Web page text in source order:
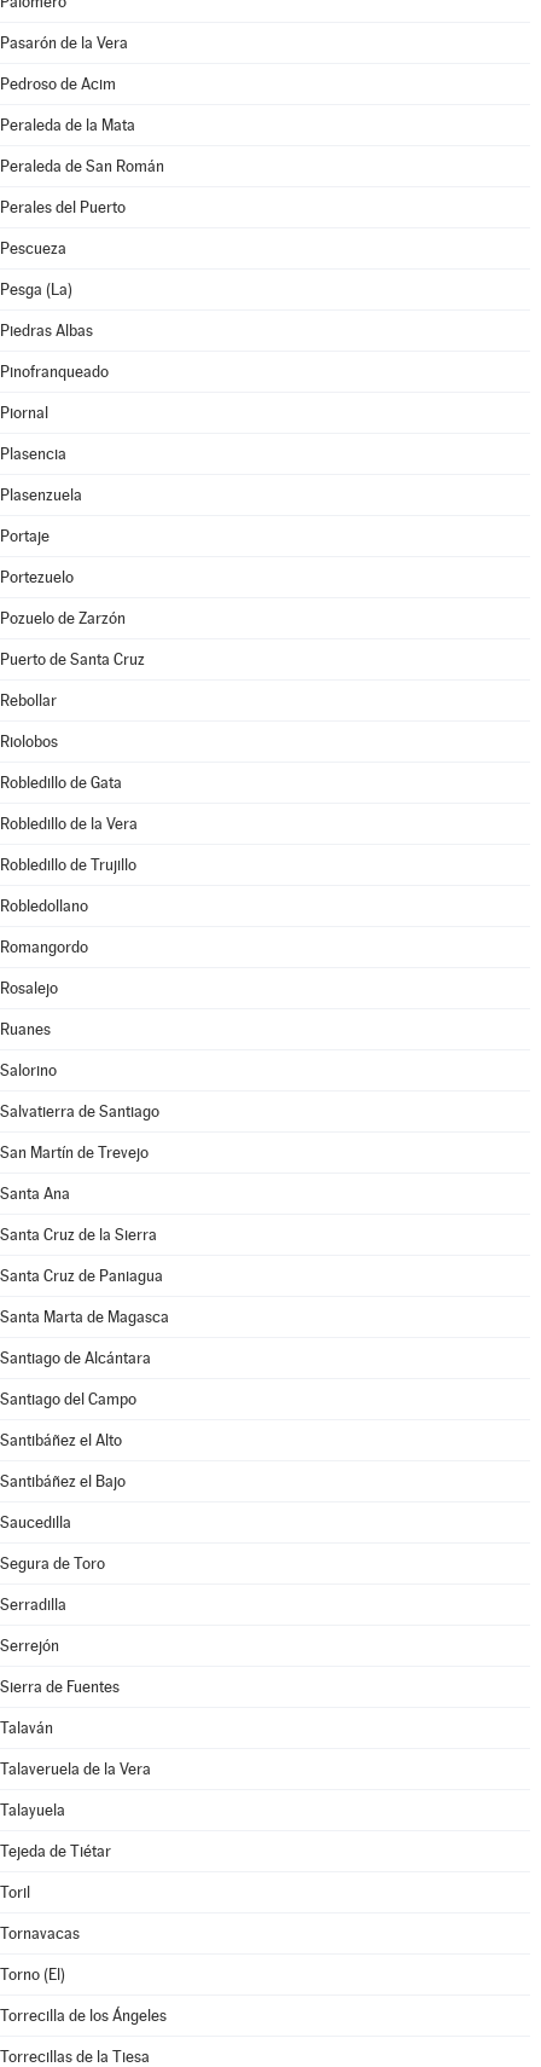
Pasarón de la Vera
Pedroso de Acim
Peraleda de la Mata
Peraleda de San Román
Perales del Puerto
Pescueza
Pesga (La)
Piedras Albas
Pinofranqueado
Piornal
Plasencia
Plasenzuela
Portaje
Portezuelo
Pozuelo de Zarzón
Puerto de Santa Cruz
Rebollar
Riolobos
Robledillo de Gata
Robledillo de la Vera
Robledillo de Trujillo
Robledollano
Romangordo
Rosalejo
Ruanes
Salorino
Salvatierra de Santiago
San Martín de Trevejo
Santa Ana
Santa Cruz de la Sierra
Santa Cruz de Paniagua
Santa Marta de Magasca
Santiago de Alcántara
Santiago del Campo
Santibáñez el Alto
Santibáñez el Bajo
Saucedilla
Segura de Toro
Serradilla
Serrejón
Sierra de Fuentes
Talaván
Talaveruela de la Vera
Talayuela
Tejeda de Tiétar
Toril
Tornavacas
Torno (El)
Torrecilla de los Ángeles
Torrecillas de la Tiesa